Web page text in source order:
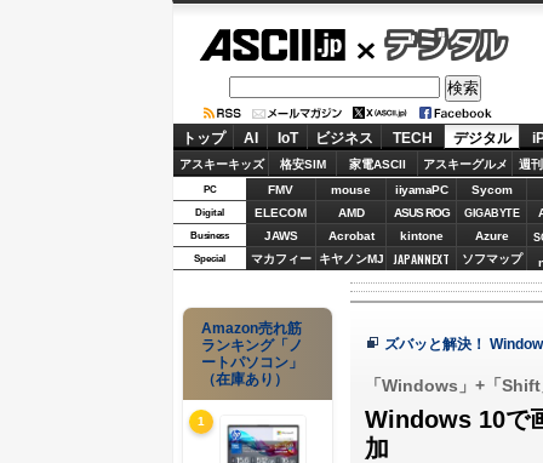
デジタル
トップ AI IoT ビジネス TECH デジタル
アスキーキッズ 格安SIM 家電ASCII アスキーグルメ 週
PC FMV mouse iiyamaPC Sycom
Digital ELECOM AMD ASUS ROG GIGABYTE
Business JAWS Acrobat kintone Azure
Special マカフィー キヤノンMJ JAPANNEXT ソフマップ
ズバッと解決！
「Windows」+「
Windows 10で
加
Amazon売れ筋
ランキング「ノ
ートパソコン」
（在庫あり）
1